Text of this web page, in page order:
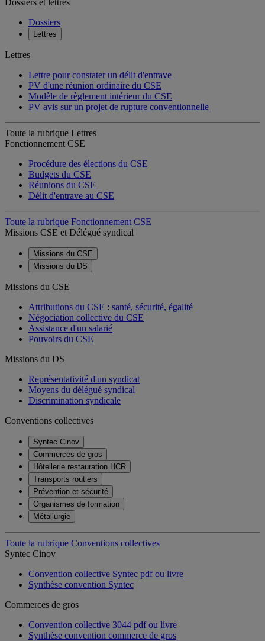
Dossiers et lettres
Dossiers
Lettres
Lettres
Lettre pour constater un délit d'entrave
PV d'une réunion ordinaire du CSE
Modèle de règlement intérieur du CSE
PV avis sur un projet de rupture conventionnelle
Toute la rubrique Lettres
Fonctionnement CSE
Procédure des élections du CSE
Budgets du CSE
Réunions du CSE
Délit d'entrave au CSE
Toute la rubrique Fonctionnement CSE
Missions CSE et Délégué syndical
Missions du CSE
Missions du DS
Missions du CSE
Attributions du CSE : santé, sécurité, égalité
Négociation collective du CSE
Assistance d'un salarié
Pouvoirs du CSE
Missions du DS
Représentativité d'un syndicat
Moyens du délégué syndical
Discrimination syndicale
Conventions collectives
Syntec Cinov
Commerces de gros
Hôtellerie restauration HCR
Transports routiers
Prévention et sécurité
Organismes de formation
Métallurgie
Toute la rubrique Conventions collectives
Syntec Cinov
Convention collective Syntec pdf ou livre
Synthèse convention Syntec
Commerces de gros
Convention collective 3044 pdf ou livre
Synthèse convention commerce de gros